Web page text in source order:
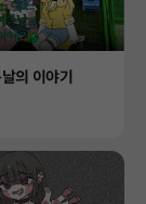
의 이야기